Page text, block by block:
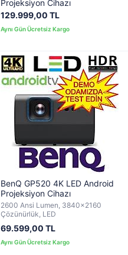
Projeksiyon Cihazı
129.999,00 TL
BenQ GP520 4K LED Android
Projeksiyon Cihazı
2600 Ansi Lumen, 3840x2160
Çözünürlük, LED
69.599,00 TL